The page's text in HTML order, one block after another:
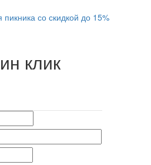
со скидкой до 15%
клик